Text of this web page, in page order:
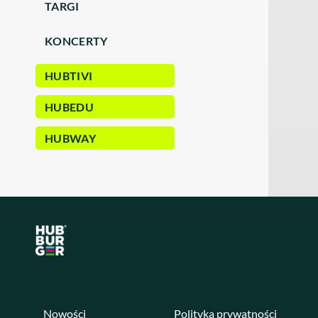
TARGI
KONCERTY
HUBTIVI
HUBEDU
HUBWAY
Nowości Polityka prywatności